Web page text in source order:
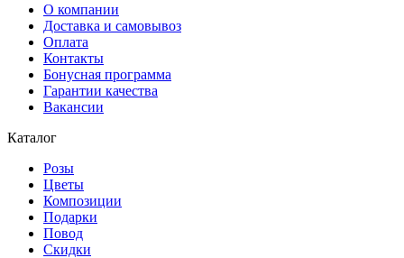
О компании
Доставка и самовывоз
Оплата
Контакты
Бонусная программа
Гарантии качества
Вакансии
Каталог
Розы
Цветы
Композиции
Подарки
Повод
Скидки